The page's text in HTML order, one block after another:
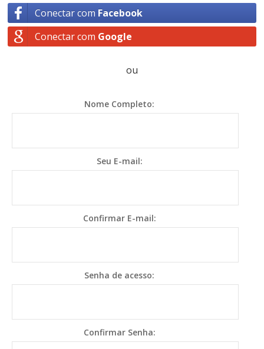
Conectar com Facebook
Conectar com Google
ou
Nome Completo:
Seu E-mail:
Confirmar E-mail:
Senha de acesso:
Confirmar Senha: